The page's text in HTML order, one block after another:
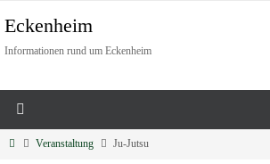
Eckenheim
Informationen rund um Eckenheim
Veranstaltung Ju-Jutsu